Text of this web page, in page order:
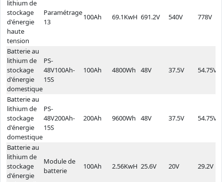
lithium de
stockage
d'énergie
haute
tension
Paramétrage
13
100Ah 69.1KwH 691.2V 540V 778V
Batterie au
lithium de
stockage
d'énergie
domestique
PS-
48V100Ah-
15S
100Ah 4800Wh 48V 37.5V 54.75V
Batterie au
lithium de
stockage
d'énergie
domestique
PS-
48V200Ah-
15S
200Ah 9600Wh 48V 37.5V 54.75V
Batterie au
lithium de
stockage
d'énergie
Module de
batterie
100Ah 2.56KwH 25.6V 20V 29.2V